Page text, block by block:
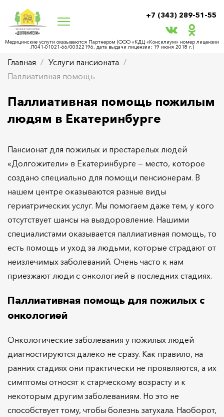
+7 (343) 289-51-55
Медицинские услуги оказываются Партнером (ООО «КДЦ «Консилиум» номер лицензии
Л041-01021-66/00322196, дата выдачи лицензии: 19 июня 2018 г.)
Главная
Услуги пансионата
Паллиативная помощь
Паллиативная помощь пожилым
людям в Екатеринбурге
Пансионат для пожилых и престарелых людей
«Долгожители» в Екатеринбурге — место, которое
создано специально для помощи пенсионерам. В
нашем центре оказываются разные виды
гериатрических услуг. Мы помогаем даже тем, у кого
отсутствует шансы на выздоровление. Нашими
специалистами оказывается паллиативная помощь, то
есть помощь и уход за людьми, которые страдают от
неизлечимых заболеваний. Очень часто к нам
приезжают люди с онкологией в последних стадиях.
Паллиативная помощь для пожилых с
онкологией
Онкологические заболевания у пожилых людей
диагностируются далеко не сразу. Как правило, на
ранних стадиях они практически не проявляются, а их
симптомы относят к старческому возрасту и к
некоторым другим заболеваниям. Но это не
способствует тому, чтобы болезнь затухала. Наоборот,